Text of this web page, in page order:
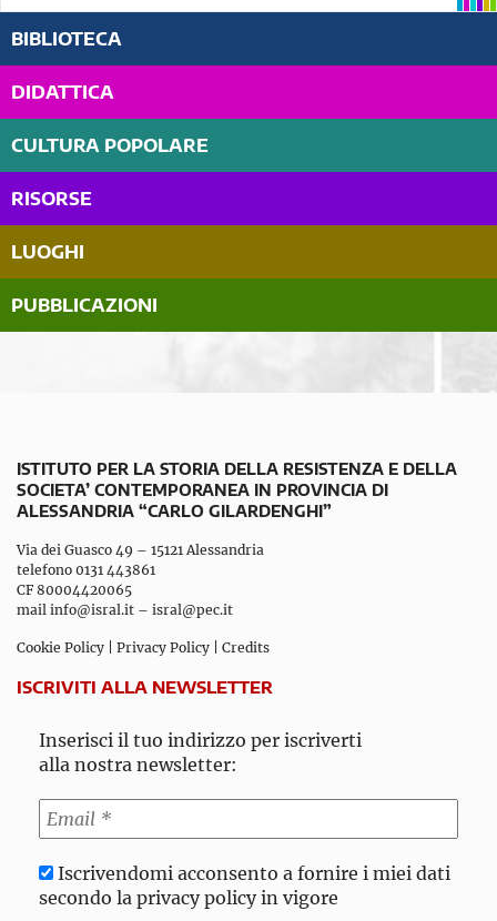
BIBLIOTECA
DIDATTICA
CULTURA POPOLARE
RISORSE
LUOGHI
PUBBLICAZIONI
ISTITUTO PER LA STORIA DELLA RESISTENZA E DELLA
SOCIETA’ CONTEMPORANEA IN PROVINCIA DI
ALESSANDRIA “CARLO GILARDENGHI”
Via dei Guasco 49 – 15121 Alessandria
telefono 0131 443861
CF 80004420065
mail info@isral.it – isral@pec.it
Cookie Policy Privacy Policy Credits
ISCRIVITI ALLA NEWSLETTER
Inserisci il tuo indirizzo per iscriverti
alla nostra newsletter:
Iscrivendomi acconsento a fornire i miei dati
secondo la privacy policy in vigore